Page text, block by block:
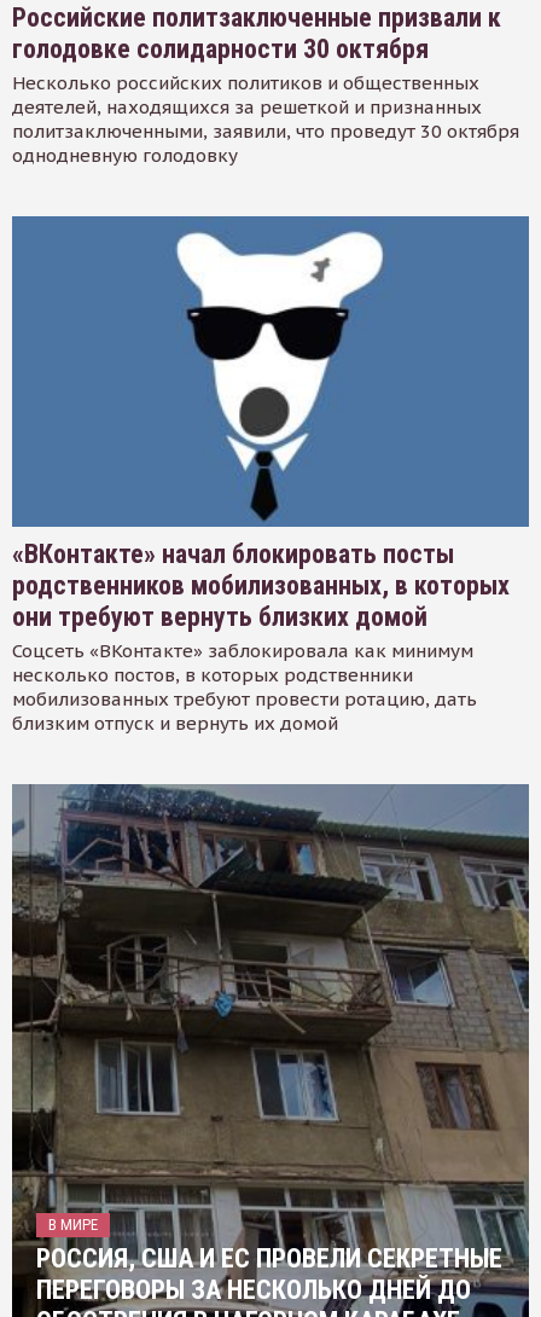
Российские политзаключенные призвали к
голодовке солидарности 30 октября
Несколько российских политиков и общественных
деятелей, находящихся за решеткой и признанных
политзаключенными, заявили, что проведут 30 октября
однодневную голодовку
«ВКонтакте» начал блокировать посты
родственников мобилизованных, в которых
они требуют вернуть близких домой
Соцсеть «ВКонтакте» заблокировала как минимум
несколько постов, в которых родственники
мобилизованных требуют провести ротацию, дать
близким отпуск и вернуть их домой
В МИРЕ
РОССИЯ, США И ЕС ПРОВЕЛИ СЕКРЕТНЫЕ
ПЕРЕГОВОРЫ ЗА НЕСКОЛЬКО ДНЕЙ ДО